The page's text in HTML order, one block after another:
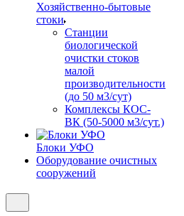
Хозяйственно-бытовые
стоки
Станции
биологической
очистки стоков
малой
производительности
(до 50 м3/сут)
Комплексы КОС-
ВК (50-5000 м3/сут.)
Блоки УФО
Оборудование очистных
сооружений